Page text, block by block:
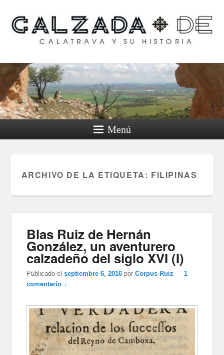
Calzada de Calatrava y
su historia
Menú
ARCHIVO DE LA ETIQUETA: FILIPINAS
Blas Ruiz de Hernán
González, un aventurero
calzadeño del siglo XVI (I)
Publicado el septiembre 6, 2016 porCorpus Ruiz —1
comentario ↓